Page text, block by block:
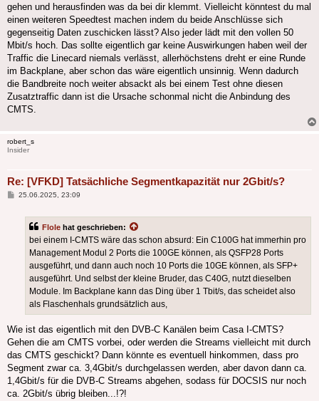
gehen und herausfinden was da bei dir klemmt. Vielleicht könntest du mal
einen weiteren Speedtest machen indem du beide Anschlüsse sich
gegenseitig Daten zuschicken lässt? Also jeder lädt mit den vollen 50
Mbit/s hoch. Das sollte eigentlich gar keine Auswirkungen haben weil der
Traffic die Linecard niemals verlässt, allerhöchstens dreht er eine Runde
im Backplane, aber schon das wäre eigentlich unsinnig. Wenn dadurch
die Bandbreite noch weiter absackt als bei einem Test ohne diesen
Zusatztraffic dann ist die Ursache schonmal nicht die Anbindung des
CMTS.
robert_s
Insider
Re: [VFKD] Tatsächliche Segmentkapazität nur 2Gbit/s?
Beitrag
25.06.2025, 23:09
Flole hat geschrieben:
bei einem I-CMTS wäre das schon absurd: Ein C100G hat immerhin pro
Management Modul 2 Ports die 100GE können, als QSFP28 Ports
ausgeführt, und dann auch noch 10 Ports die 10GE können, als SFP+
ausgeführt. Und selbst der kleine Bruder, das C40G, nutzt dieselben
Module. Im Backplane kann das Ding über 1 Tbit/s, das scheidet also
als Flaschenhals grundsätzlich aus,
Wie ist das eigentlich mit den DVB-C Kanälen beim Casa I-CMTS?
Gehen die am CMTS vorbei, oder werden die Streams vielleicht mit durch
das CMTS geschickt? Dann könnte es eventuell hinkommen, dass pro
Segment zwar ca. 3,4Gbit/s durchgelassen werden, aber davon dann ca.
1,4Gbit/s für die DVB-C Streams abgehen, sodass für DOCSIS nur noch
ca. 2Gbit/s übrig bleiben...!?!